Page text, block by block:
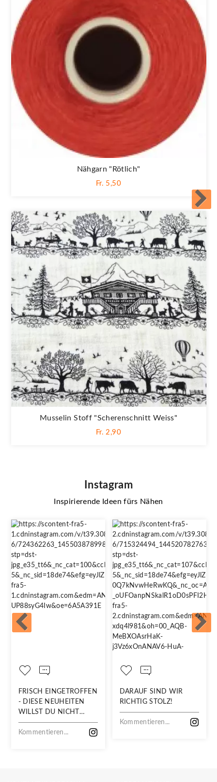
Nähgarn "rötlich"
Fr. 5,50
Musselin Stoff "Scherenschnitt Weiss"
Fr. 2,90
Instagram
Inspirierende Ideen fürs Nähen
FRISCH EINGETROFFEN
- DIESE NEUHEITEN
WILLST DU NICHT
VERPASSEN!
Kommentieren...
DARAUF SIND WIR
RICHTIG STOLZ!
Kommentieren...